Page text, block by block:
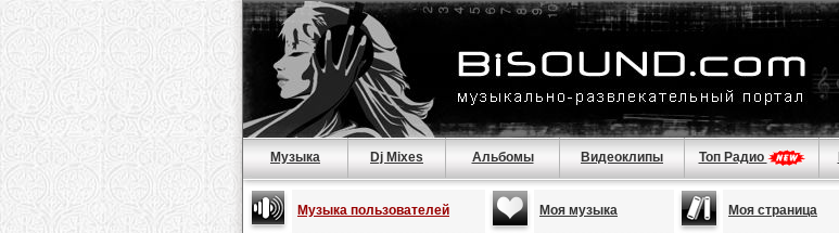
Музыка Dj Mixes Альбомы Видеоклипы Топ Радио
Музыка пользователей Моя музыка Моя страница